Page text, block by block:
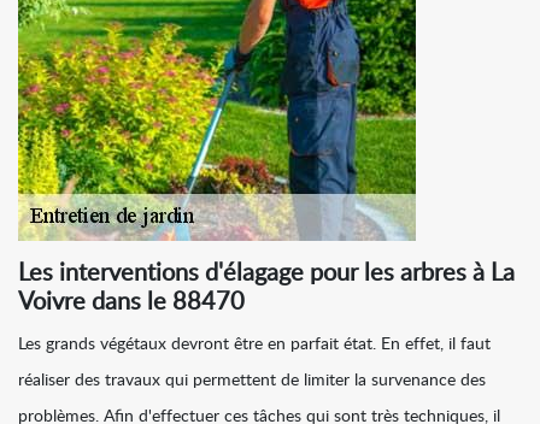
Les interventions d'élagage pour les arbres à La
Voivre dans le 88470
Les grands végétaux devront être en parfait état. En effet, il faut
réaliser des travaux qui permettent de limiter la survenance des
problèmes. Afin d'effectuer ces tâches qui sont très techniques, il